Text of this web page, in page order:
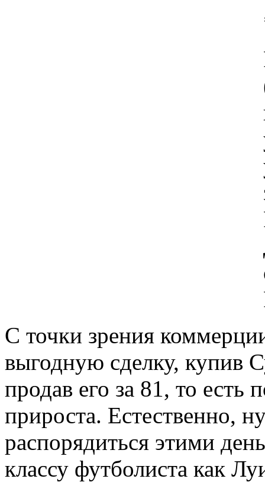
С точки зрения
выгодную сделку, купив
продав его за 81, то
прироста. Естественно,
распорядиться этими
классу футболиста как